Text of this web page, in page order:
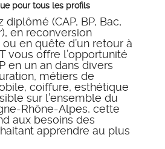
pour tous les profils
(CAP, BP, Bac,
en reconversion
en quête d’un retour à
vous offre l’opportunité
en un an dans divers
métiers de
coiffure, esthétique
sur l’ensemble du
Rhône-Alpes, cette
aux besoins des
apprendre au plus